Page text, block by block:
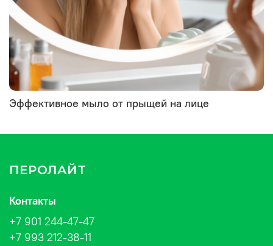
Эффективное мыло от прыщей на лице
ПЕРОЛАЙТ
Контакты
+7 901 244-47-47
+7 993 212-38-11